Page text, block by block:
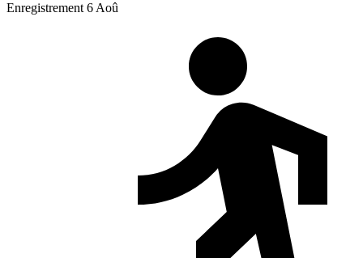
Enregistrement 6 Aoû